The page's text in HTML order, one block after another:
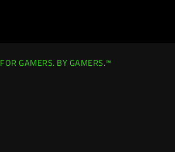
FOR GAMERS. BY GAMERS.™